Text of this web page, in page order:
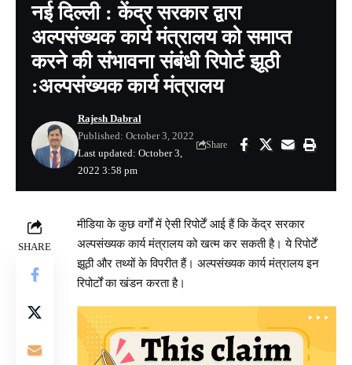
नई दिल्ली : केंद्र सरकार द्वारा
अल्पसंख्यक कार्य मंत्रालय को समाप्त
करने की संभावना संबंधी रिपोर्ट झूठी
:अल्पसंख्यक कार्य मंत्रालय
Last updated: October 3,
2022 3:58 pm
Rajesh Dabral
Published: October 3, 2022
Share
SHARE
मीडिया के कुछ वर्गों में ऐसी रिपोर्टें आई हैं कि केंद्र सरकार
अल्पसंख्यक कार्य मंत्रालय को खत्म कर सकती है। ये रिपोर्टें
झूठी और तथ्यों के विपरीत हैं। अल्पसंख्यक कार्य मंत्रालय इन
रिपोर्टों का खंडन करता है।